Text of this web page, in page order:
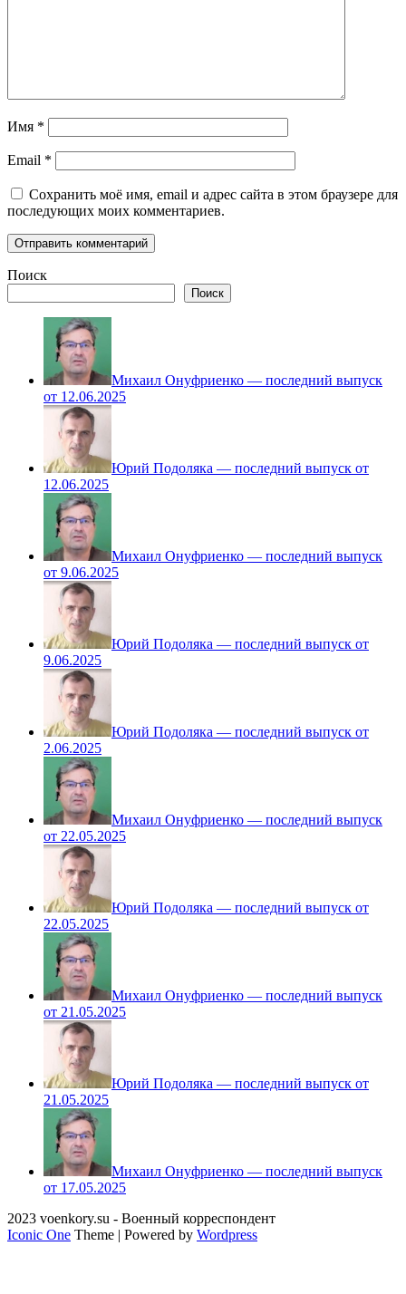
Имя *
Email *
Сохранить моё имя, email и адрес сайта в этом браузере для
последующих моих комментариев.
Поиск
Поиск
Михаил Онуфриенко — последний выпуск
от 12.06.2025
Юрий Подоляка — последний выпуск от
12.06.2025
Михаил Онуфриенко — последний выпуск
от 9.06.2025
Юрий Подоляка — последний выпуск от
9.06.2025
Юрий Подоляка — последний выпуск от
2.06.2025
Михаил Онуфриенко — последний выпуск
от 22.05.2025
Юрий Подоляка — последний выпуск от
22.05.2025
Михаил Онуфриенко — последний выпуск
от 21.05.2025
Юрий Подоляка — последний выпуск от
21.05.2025
Михаил Онуфриенко — последний выпуск
от 17.05.2025
2023 voenkory.su - Военный корреспондент
Iconic One Theme | Powered by Wordpress